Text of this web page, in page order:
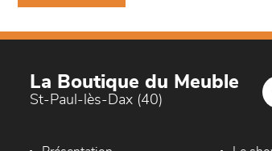
La Boutique du Meuble
St-Paul-lès-Dax (40)